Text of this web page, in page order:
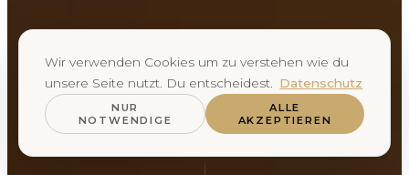
Wir verwenden Cookies um zu verstehen wie du
unsere Seite nutzt. Du entscheidest.
Datenschutz
NUR
NOTWENDIGE
ALLE
AKZEPTIEREN